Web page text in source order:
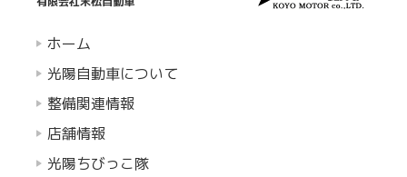
ホーム
光陽自動車について
整備関連情報
店舗情報
光陽ちびっこ隊